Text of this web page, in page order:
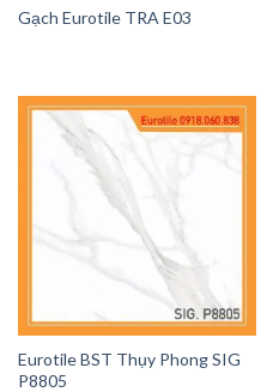
Gạch Eurotile TRA E03
Eurotile BST Thụy Phong SIG
P8805